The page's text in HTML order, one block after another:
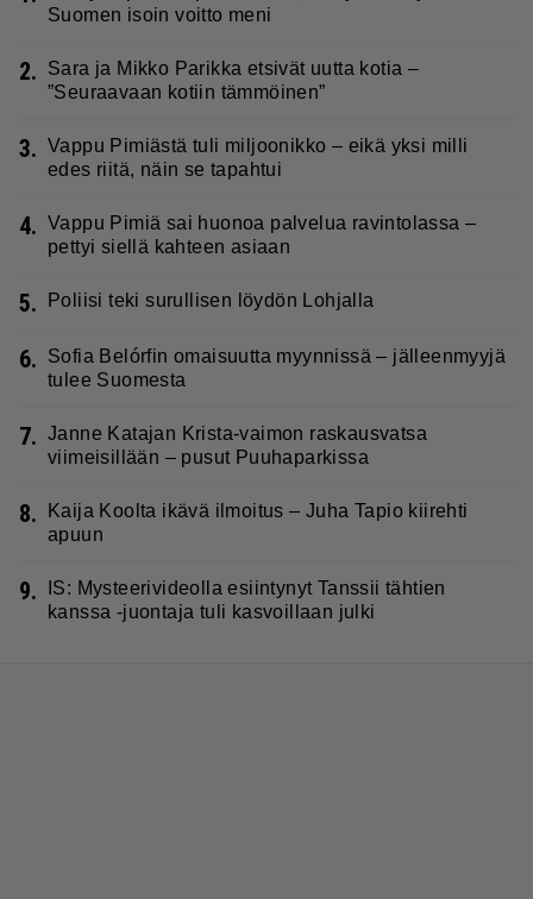
Suomen isoin voitto meni
2.
Sara ja Mikko Parikka etsivät uutta kotia –
”Seuraavaan kotiin tämmöinen”
3. Vappu Pimiästä tuli miljoonikko – eikä yksi milli
edes riitä, näin se tapahtui
4. Vappu Pimiä sai huonoa palvelua ravintolassa –
pettyi siellä kahteen asiaan
5. Poliisi teki surullisen löydön Lohjalla
6.
Sofia Belórfin omaisuutta myynnissä – jälleenmyyjä
tulee Suomesta
7. Janne Katajan Krista-vaimon raskausvatsa
viimeisillään – pusut Puuhaparkissa
8.
Kaija Koolta ikävä ilmoitus – Juha Tapio kiirehti
apuun
9.
IS: Mysteerivideolla esiintynyt Tanssii tähtien
kanssa -juontaja tuli kasvoillaan julki